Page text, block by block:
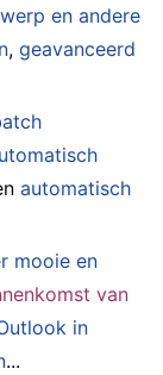
en andere
,geavanceerd
automatisch
mooie en
van
in
...